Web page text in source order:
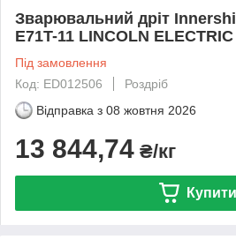
Зварювальний дріт
E71T-11 LINCOLN ELECTRIC
Під замовлення
Код: ED012506
Роздріб
Відправка з 08 жовтня 2026
13 844,74 ₴/кг
Купити